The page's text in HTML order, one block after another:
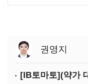
권영지